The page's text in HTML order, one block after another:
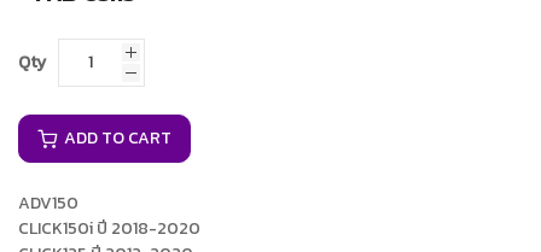
Qty
ADD TO CART
ADV150
CLICK150i ปี 2018-2020